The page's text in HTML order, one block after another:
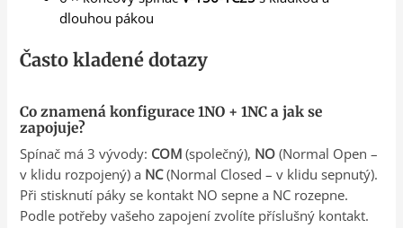
dlouhou pákou
Často kladené dotazy
Co znamená konfigurace 1NO + 1NC a jak se
zapojuje?
Spínač má 3 vývody: COM (společný), NO (Normal Open –
v klidu rozpojený) a NC(Normal Closed – v klidu sepnutý).
Při stisknutí páky se kontakt NO sepne a NC rozepne.
Podle potřeby vašeho zapojení zvolíte příslušný kontakt.